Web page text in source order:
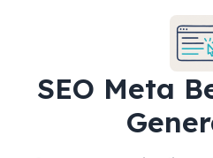
SEO Meta